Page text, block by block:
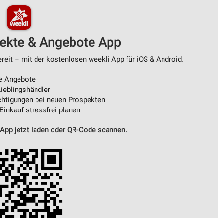
& Angebote App
– mit der kostenlosen weekli App für iOS & Android.
Angebote
bei neuen Prospekten
stressfrei planen
jetzt laden oder QR-Code scannen.